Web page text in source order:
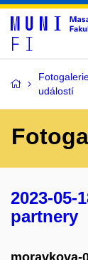
událostí
2023-05-
partnery
moravkova-